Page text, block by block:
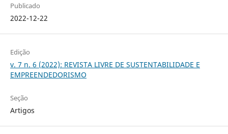
Publicado
2022-12-22
Edição
v. 7 n. 6 (2022): REVISTA LIVRE DE SUSTENTABILIDADE E
EMPREENDEDORISMO
Seção
Artigos